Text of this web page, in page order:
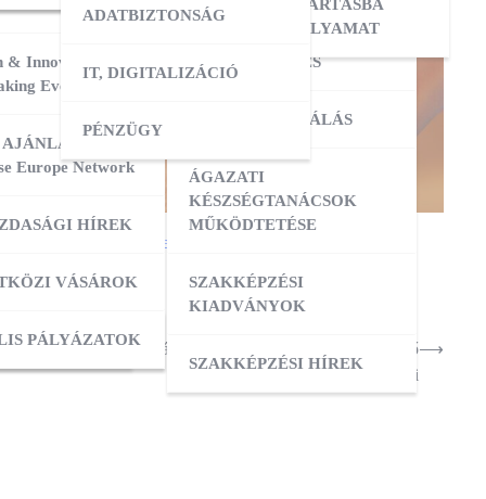
& Innovation
Event 2026
Europe Network
HÍREK
VÁSÁROK
TAGOZATOK
PÁLYÁZATOK
NYILVÁNTARTÁSBA
VÉTELI FOLYAMAT
OKTATÓI KÉPZÉS
MESTERKÉPZÉS
VIZSGADELEGÁLÁS
ÁGAZATI
KÉSZSÉGTANÁCSOK
MŰKÖDTETÉSE
SZAKKÉPZÉSI
KIADVÁNYOK
SZAKKÉPZÉSI HÍREK
ADATBIZTONSÁG
IT, DIGITALIZÁCIÓ
PÉNZÜGY
fokú hőségriasztás elrendelésével
füzet: A számla, nyugta kibocsátásának alapvető
szabályai
⟶